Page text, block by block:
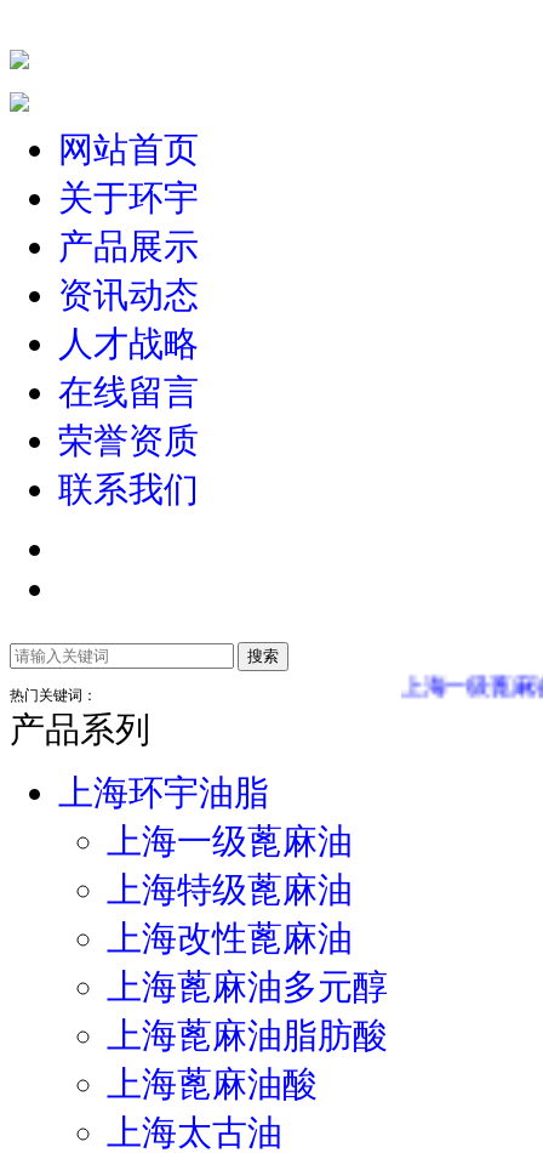
网站首页
关于环宇
产品展示
资讯动态
人才战略
在线留言
荣誉资质
联系我们
热门关键词： 上海一级蓖麻油 上海
产品系列
上海环宇油脂
上海一级蓖麻油
上海特级蓖麻油
上海改性蓖麻油
上海蓖麻油多元醇
上海蓖麻油脂肪酸
上海蓖麻油酸
上海太古油